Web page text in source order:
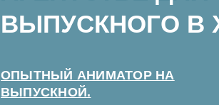
ВЫПУСКНОГО В
ОПЫТНЫЙ АНИМАТОР НА
ВЫПУСКНОЙ.